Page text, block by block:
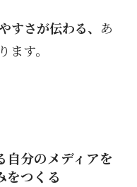
すさが伝わる、 あ
す。
自分のメディアを
をつくる